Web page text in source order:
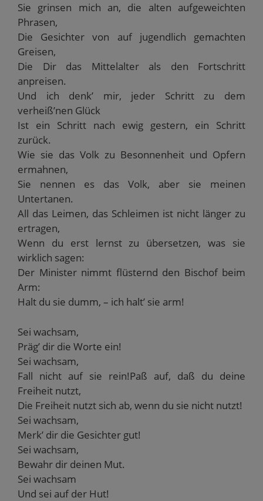
Sie grinsen mich an, die alten aufgeweichten
Phrasen,
Die Gesichter von auf jugendlich gemachten
Greisen,
Die Dir das Mittelalter als den Fortschritt
anpreisen.
Und ich denk’ mir, jeder Schritt zu dem
verheiß’nen Glück
Ist ein Schritt nach ewig gestern, ein Schritt
zurück.
Wie sie das Volk zu Besonnenheit und Opfern
ermahnen,
Sie nennen es das Volk, aber sie meinen
Untertanen.
All das Leimen, das Schleimen ist nicht länger zu
ertragen,
Wenn du erst lernst zu übersetzen, was sie
wirklich sagen:
Der Minister nimmt flüsternd den Bischof beim
Arm:
Halt du sie dumm, – ich halt’ sie arm!
Sei wachsam,
Präg’ dir die Worte ein!
Sei wachsam,
Fall nicht auf sie rein!Paß auf, daß du deine
Freiheit nutzt,
Die Freiheit nutzt sich ab, wenn du sie nicht nutzt!
Sei wachsam,
Merk’ dir die Gesichter gut!
Sei wachsam,
Bewahr dir deinen Mut.
Sei wachsam
Und sei auf der Hut!